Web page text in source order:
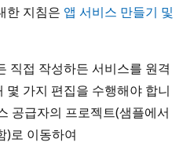
한 지침은 앱 서비스 만들기 및
직접 작성하든 서비스를 원격
가지 편집을 수행해야 합니
공급자의 프로젝트(샘플에서
로 이동하여